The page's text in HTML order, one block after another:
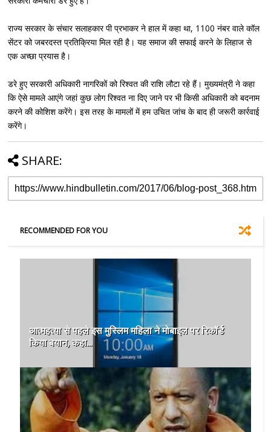
राज्य सरकार के संचार सलाहकार पी प्रभाकर ने हाल में कहा था, 1100 नंबर वाले कॉल
सेंटर को जबरदस्त प्रतिक्रिया मिल रही है। यह समाज की सफाई करने के लिहाज से
एक अच्छा प्रयास है।
डरे हुए सरकारी अधिकारी नागरिकों को रिश्वत की राशि लौटा रहे हैं। मुख्यमंत्री ने कहा
कि ऐसे मामले आएंगे जहां कुछ लोग रिश्वत ना दिए जाने पर भी किसी अधिकारी को बदनाम
करने की कोशिश करेंगे। इस तरह के मामलों में हम उचित जांच के बाद ही जरूरी कार्रवाई
करेंगे।
SHARE:
RECOMMENDED FOR YOU
आत्महत्या से पहले इस मुस्लिम महिला ने मोबाइल पर रिकॉर्ड
किया बयान, कहा...